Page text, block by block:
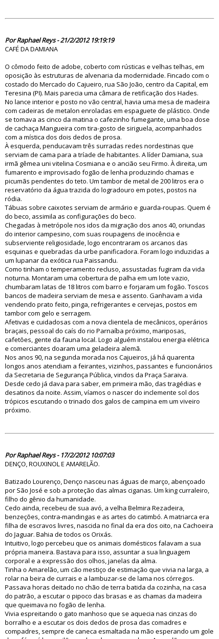
Por Raphael Reys - 21/2/2012 19:19:19
CAFÉ DA DAMIANA
O cômodo feito de adobe, coberto com rústicas e velhas telhas, em
oposição às estruturas de alvenaria da modernidade. Fincado com o
costado do Mercado do Cajueiro, rua São João, centro da Capital, em
Teresina (PI). Mais parecia uma câmara de retificação dos Hades.
No lance interior e posto no vão central, havia uma mesa de madeira
com cadeiras de metalon enroladas em espaguete de plástico. Onde
se tomava as cinco da matina o cafezinho fumegante, uma boa dose
de cachaça Mangueira com tira-gosto de siriguela, acompanhados
com a mística dos dois dedos de prosa.
À esquerda, penducavam três surradas redes nordestinas que
serviam de cama para a tríade de habitantes. A líder Damiana, sua
irmã gêmea uni vitelina Cosmiana e o ancião seu Firmo. À direita, um
fumarento e improvisado fogão de lenha produzindo chamas e
picumãs pendentes do teto. Um tambor de metal de 200 litros era o
reservatório da água trazida do logradouro em potes, postos na
ródia.
Tábuas sobre caixotes serviam de armário e guarda-roupas. Quem é
do beco, assimila as configurações do beco.
Chegadas à metrópole nos idos da migração dos anos 40, oriundas
do interior campesino, com suas roupagens de inocência e
subserviente religiosidade, logo encontraram os arcanos das
esquinas e quebradas da urbe panificadora. Foram logo induzidas a
um lupanar da exótica rua Paissandu.
Como tinham o temperamento recluso, assustadas fugiram da vida
noturna. Montaram uma cobertura de palha em um lote vazio,
chumbaram latas de 18 litros com barro e forjaram um fogão. Toscos
bancos de madeira serviam de mesa e assento. Ganhavam a vida
vendendo prato feito, pinga, refrigerantes e cervejas, postos em
tambor com gelo e serragem.
Afetivas e cuidadosas com a nova clientela de mecânicos, operários
braçais, pessoal do caís do rio Parnaíba próximo, mariposas,
cafetões, gente da fauna local. Logo alguém instalou energia elétrica
e comerciantes doaram uma geladeira alemã.
Nos anos 90, na segunda morada nos Cajueiros, já há quarenta
longos anos atendiam a feirantes, vizinhos, passantes e funcionários
da Secretaria de Segurança Pública, vindos da Praça Saraiva.
Desde cedo já dava para saber, em primeira mão, das tragédias e
desatinos da noite. Assim, víamos o nascer do inclemente sol dos
trópicos escutando o trinado dos galos de campina em um viveiro
próximo.
Por Raphael Reys - 17/2/2012 10:07:03
DENÇO, ROUXINOL E AMARELÃO.
Batizado Lourenço, Denço nasceu nas águas de março, abençoado
por São José e sob a proteção das almas ciganas. Um king curraleiro,
filho do gênio da humanidade.
Cedo ainda, recebeu de sua avó, a velha Belmira Rezadeira,
benzeções, contra-mandingas e as artes do catimbó. A matriarca era
filha de escravos livres, nascida no final da era dos oito, na Cachoeira
do Jaguar. Bahia de todos os Orixás.
Intuitivo, logo percebeu que os animais domésticos falavam a sua
própria maneira. Bastava para isso, assuntar a sua linguagem
corporal e a expressão dos olhos, janelas da alma.
Tinha o Amarelão, um cão mestiço de estimação que vivia na larga, a
rolar na beira de currais e a lambuzar-se de lama nos córregos.
Passava horas deitado no chão de terra batida da cozinha, na casa
do patrão, a escutar o pipoco das brasas e as chamas da madeira
que queimava no fogão de lenha.
Vivia espreitando o gato manhoso que se aquecia nas cinzas do
borralho e a escutar os dois dedos de prosa das comadres e
compadres, sempre de caneca esmaltada na mão esperando um gole